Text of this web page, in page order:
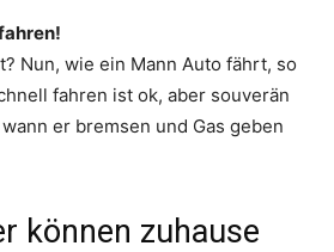
Nun, wie ein Mann Auto fährt, so
fahren ist ok, aber souverän
er bremsen und Gas geben
können zuhause